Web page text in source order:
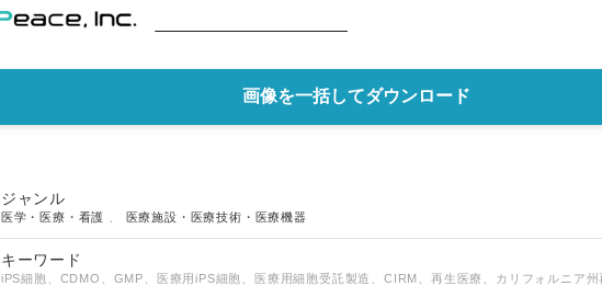
画像を一括してダウンロード
ジャンル
医学・医療・看護 医療施設・医療技術・医療機器
キーワード
iPS細胞、CDMO、GMP、医療用iPS細胞、医療用細胞受託製造、CIRM、再生医療、カリフォルニア州